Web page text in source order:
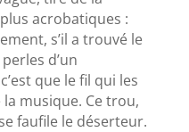
acrobatiques :
s’il a trouvé le
d’un
que le fil qui les
musique. Ce trou,
faufile le déserteur.